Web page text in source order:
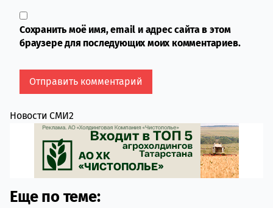
Сохранить моё имя, email и адрес сайта в этом
браузере для последующих моих комментариев.
Новости СМИ2
Еще по теме: